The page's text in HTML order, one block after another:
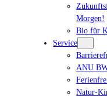
Morgen!
Bio für
Service
ANU
Natur-